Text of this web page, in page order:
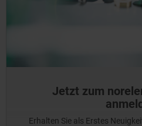
Jetzt zum
Erhalten Sie als Erstes